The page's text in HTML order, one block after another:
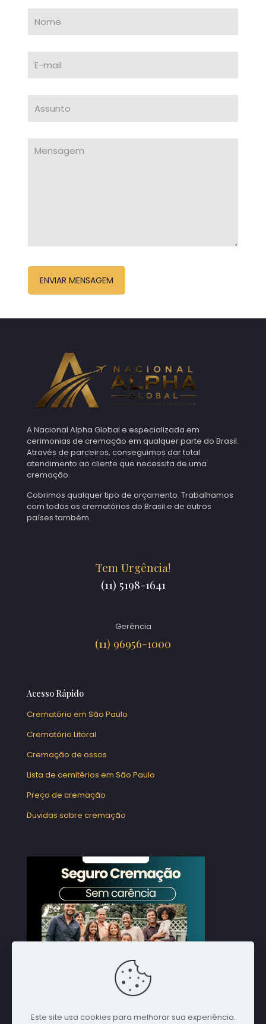
A Nacional Alpha Global e especializada em
cerimonias de cremação em qualquer parte do Brasil.
Através de parceiros, conseguimos dar total
atendimento ao cliente que necessita de uma
cremação.
Cobrimos qualquer tipo de orçamento. Trabalhamos
com todos os crematórios do Brasil e de outros
países também.
Tem Urgência!
(11) 5198-1641
Gerência
(11) 96956-1000
Acesso Rápido
Crematório em São Paulo
Crematório Litoral
Cremação de ossos
Lista de cemitérios em São Paulo
Preço de cremação
Duvidas sobre cremação
Este site usa cookies para melhorar sua experiência.